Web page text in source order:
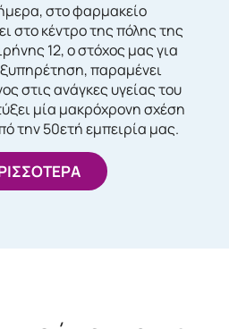
στο φαρμακείο
στο κέντρο της πόλης της
12, ο στόχος μας για
παραμένει
στις ανάγκες υγείας του
μία μακρόχρονη σχέση
την 50ετή εμπειρία μας.